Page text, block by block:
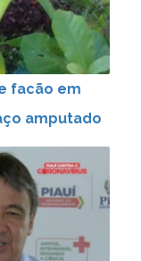
facão em
amputado